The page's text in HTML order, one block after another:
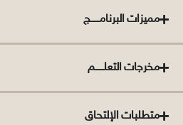
مميزات البرنامــــــج
مخرجات التعلــــــم
متطلبات الإلتحاق